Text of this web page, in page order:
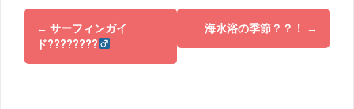
投
稿
ナ
← サーフィンガイ
ド????????‍
海水浴の季節？？！ →